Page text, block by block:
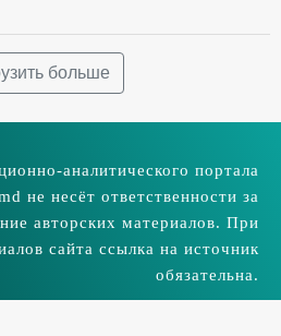
больше
аналитического портала
не несёт ответственности за
авторских материалов. При
сайта ссылка на источник
обязательна.